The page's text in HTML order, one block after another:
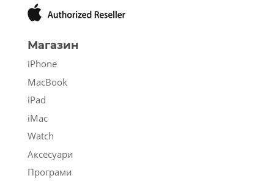
Магазин
iPhone
MacBook
iPad
iMac
Watch
Аксесуари
Програми